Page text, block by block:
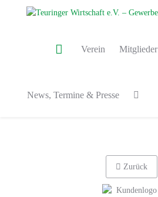
Verein Mitglieder
News, Termine & Presse
Zurück